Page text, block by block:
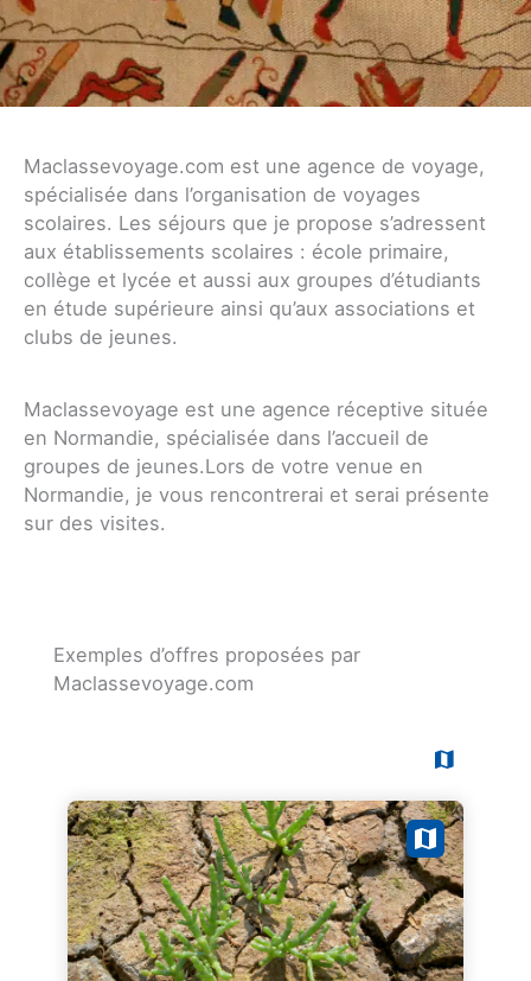
Maclassevoyage.com est une agence de voyage,
spécialisée dans l’organisation de voyages
scolaires. Les séjours que je propose s’adressent
aux établissements scolaires : école primaire,
collège et lycée et aussi aux groupes d’étudiants
en étude supérieure ainsi qu’aux associations et
clubs de jeunes.
Maclassevoyage est une agence réceptive située
en Normandie, spécialisée dans l’accueil de
groupes de jeunes.Lors de votre venue en
Normandie, je vous rencontrerai et serai présente
sur des visites.
Exemples d’offres proposées par
Maclassevoyage.com